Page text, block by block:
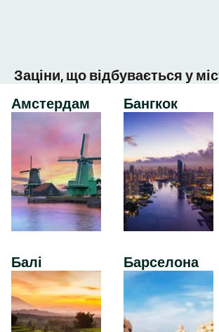
Заціни, що відбувається у
Амстердам
Балі
Бангкок
Барселона